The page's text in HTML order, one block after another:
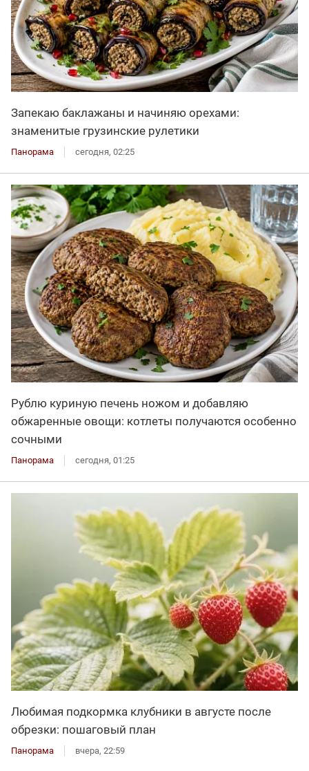
Запекаю баклажаны и начиняю орехами:
знаменитые грузинские рулетики
Панорама сегодня, 02:25
Рублю куриную печень ножом и добавляю
обжаренные овощи: котлеты получаются особенно
сочными
Панорама сегодня, 01:25
Любимая подкормка клубники в августе после
обрезки: пошаговый план
Панорама вчера, 22:59